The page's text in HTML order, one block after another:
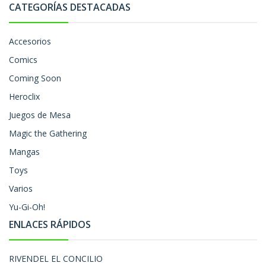
CATEGORÍAS DESTACADAS
Accesorios
Comics
Coming Soon
Heroclix
Juegos de Mesa
Magic the Gathering
Mangas
Toys
Varios
Yu-Gi-Oh!
ENLACES RÁPIDOS
RIVENDEL EL CONCILIO